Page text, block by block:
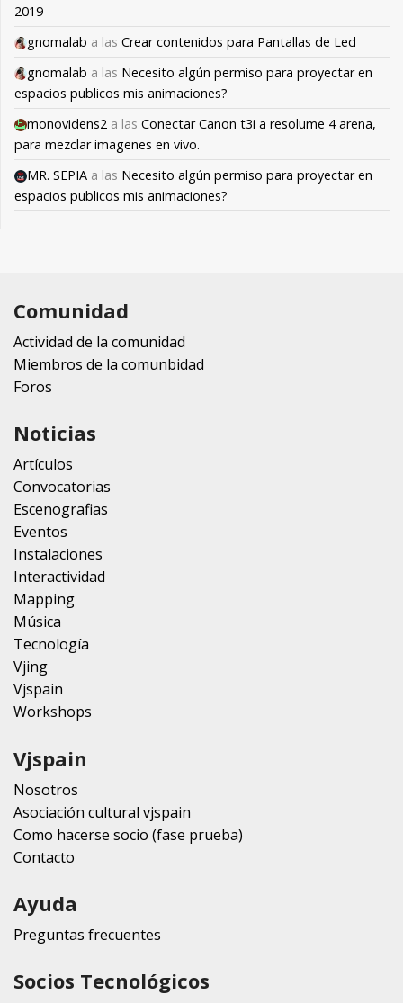
2019
gnomalab a las Crear contenidos para Pantallas de Led
gnomalab a las Necesito algún permiso para proyectar en
espacios publicos mis animaciones?
monovidens2 a las Conectar Canon t3i a resolume 4 arena,
para mezclar imagenes en vivo.
MR. SEPIA a las Necesito algún permiso para proyectar en
espacios publicos mis animaciones?
Comunidad
Actividad de la comunidad
Miembros de la comunbidad
Foros
Noticias
Artículos
Convocatorias
Escenografias
Eventos
Instalaciones
Interactividad
Mapping
Música
Tecnología
Vjing
Vjspain
Workshops
Vjspain
Nosotros
Asociación cultural vjspain
Como hacerse socio (fase prueba)
Contacto
Ayuda
Preguntas frecuentes
Socios Tecnológicos